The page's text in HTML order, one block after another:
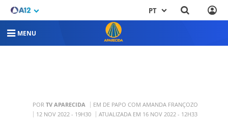
PT
MENU
POR TV APARECIDA
EM DE PAPO COM AMANDA FRANÇOZO
12 NOV 2022 - 19H30
ATUALIZADA EM 16 NOV 2022 - 12H33